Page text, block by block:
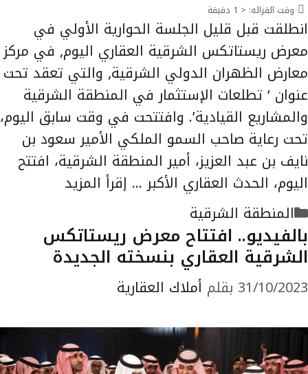
وقت القرائه: < 1 دقيقة
انطلقت قبل قليل الجلسة الحوارية الأولي في
معرض ريستاتكس الشرقية العقاري اليوم, في مركز
معارض الظهران الدولي الشرقية, والتي تعقد تحت
عنوان ‘ تطلعات الإستثمار في المنطقة الشرقية
والمشاريع القيادية’. وافتتحت في وقت سابق اليوم،
تحت رعاية صاحب السمو الملكي الأمير سعود بن
نايف بن عبد العزيز، أمير المنطقة الشرقية، افتتح
اليوم، الحدث العقاري الأكبر … إقرأ المزيد
التصنيفات
المنطقة الشرقية
بالفيديو.. افتتاح معرض ريستاتكس
الشرقية العقاري بنسخته الجديدة
31/10/2023 بقلم أملاك العقارية